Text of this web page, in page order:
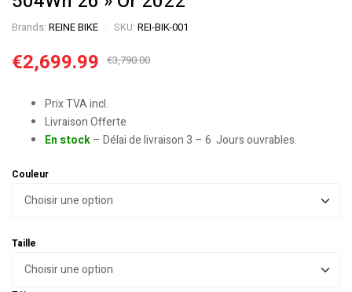
Brands: REINE BIKE SKU: REI-BIK-001
€3,790.00
€2,699.99
Prix TVA incl.
Livraison Offerte
En stock– Délai de livraison 3 – 6 Jours ouvrables.
Couleur
Taille